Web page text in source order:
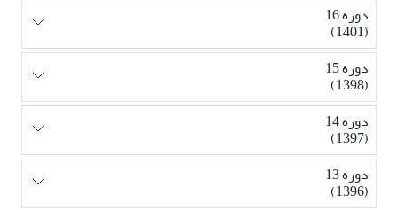
دوره 16
(1401)
دوره 15
(1398)
دوره 14
(1397)
دوره 13
(1396)